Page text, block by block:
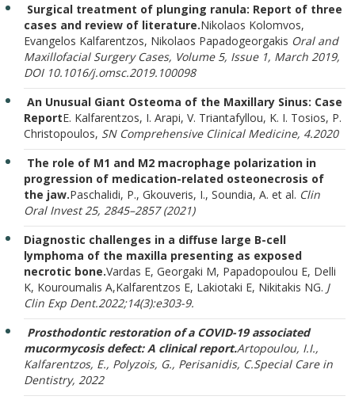
Surgical treatment of plunging ranula: Report of three
cases and review of literature.Nikolaos Kolomvos,
Evangelos Kalfarentzos, Nikolaos Papadogeorgakis Oral and
Maxillofacial Surgery Cases, Volume 5, Issue 1, March 2019,
DOI 10.1016/j.omsc.2019.100098
An Unusual Giant Osteoma of the Maxillary Sinus: Case
ReportE. Kalfarentzos, I. Arapi, V. Triantafyllou, K. I. Tosios, P.
Christopoulos, SN Comprehensive Clinical Medicine, 4.2020
The role of M1 and M2 macrophage polarization in
progression of medication-related osteonecrosis of
the jaw.Paschalidi, P., Gkouveris, I., Soundia, A. et al. Clin
Oral Invest 25, 2845–2857 (2021)
Diagnostic challenges in a diffuse large B-cell
lymphoma of the maxilla presenting as exposed
necrotic bone.Vardas E, Georgaki M, Papadopoulou E, Delli
K, Kouroumalis A,Kalfarentzos E, Lakiotaki E, Nikitakis NG. J
Clin Exp Dent.2022;14(3):e303-9.
Prosthodontic restoration of a COVID-19 associated
mucormycosis defect: A clinical report.Artopoulou, I.I.,
Kalfarentzos, E., Polyzois, G., Perisanidis, C.Special Care in
Dentistry, 2022